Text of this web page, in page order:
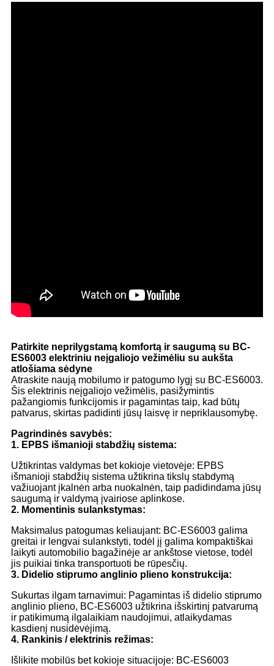
Patirkite neprilygstamą komfortą ir saugumą su BC-
ES6003 elektriniu neįgaliojo vežimėliu su aukšta
atlošiama sėdyne
Atraskite naują mobilumo ir patogumo lygį su BC-ES6003.
Šis elektrinis neįgaliojo vežimėlis, pasižymintis
pažangiomis funkcijomis ir pagamintas taip, kad būtų
patvarus, skirtas padidinti jūsų laisvę ir nepriklausomybę.
Pagrindinės savybės:
1. EPBS išmanioji stabdžių sistema:
Užtikrintas valdymas bet kokioje vietovėje: EPBS
išmanioji stabdžių sistema užtikrina tikslų stabdymą
važiuojant įkalnėn arba nuokalnėn, taip padidindama jūsų
saugumą ir valdymą įvairiose aplinkose.
2. Momentinis sulankstymas:
Maksimalus patogumas keliaujant: BC-ES6003 galima
greitai ir lengvai sulankstyti, todėl jį galima kompaktiškai
laikyti automobilio bagažinėje ar ankštose vietose, todėl
jis puikiai tinka transportuoti be rūpesčių.
3. Didelio stiprumo anglinio plieno konstrukcija:
Sukurtas ilgam tarnavimui: Pagamintas iš didelio stiprumo
anglinio plieno, BC-ES6003 užtikrina išskirtinį patvarumą
ir patikimumą ilgalaikiam naudojimui, atlaikydamas
kasdienį nusidėvėjimą.
4. Rankinis / elektrinis režimas:
Išlikite mobilūs bet kokioje situacijoje: BC-ES6003